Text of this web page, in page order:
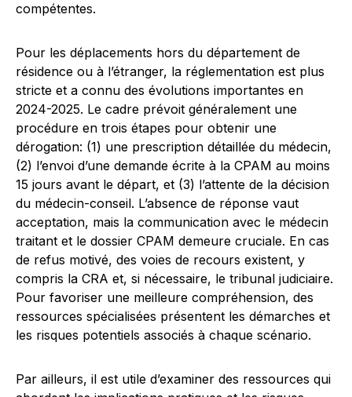
compétentes.
Pour les déplacements hors du département de
résidence ou à l’étranger, la réglementation est plus
stricte et a connu des évolutions importantes en
2024-2025. Le cadre prévoit généralement une
procédure en trois étapes pour obtenir une
dérogation: (1) une prescription détaillée du médecin,
(2) l’envoi d’une demande écrite à la CPAM au moins
15 jours avant le départ, et (3) l’attente de la décision
du médecin-conseil. L’absence de réponse vaut
acceptation, mais la communication avec le médecin
traitant et le dossier CPAM demeure cruciale. En cas
de refus motivé, des voies de recours existent, y
compris la CRA et, si nécessaire, le tribunal judiciaire.
Pour favoriser une meilleure compréhension, des
ressources spécialisées présentent les démarches et
les risques potentiels associés à chaque scénario.
Par ailleurs, il est utile d’examiner des ressources qui